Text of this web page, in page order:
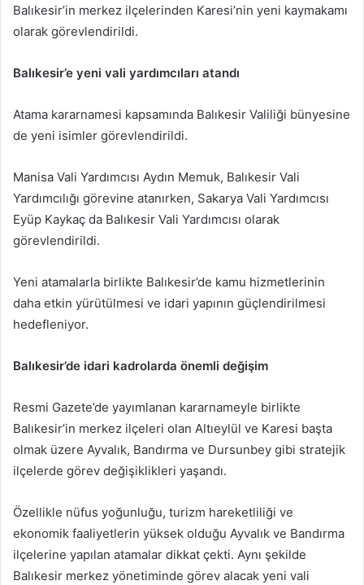
Balıkesir’in merkez ilçelerinden Karesi’nin yeni kaymakamı
olarak görevlendirildi.
Balıkesir’e yeni vali yardımcıları atandı
Atama kararnamesi kapsamında Balıkesir Valiliği bünyesine
de yeni isimler görevlendirildi.
Manisa Vali Yardımcısı Aydın Memuk, Balıkesir Vali
Yardımcılığı görevine atanırken, Sakarya Vali Yardımcısı
Eyüp Kaykaç da Balıkesir Vali Yardımcısı olarak
görevlendirildi.
Yeni atamalarla birlikte Balıkesir’de kamu hizmetlerinin
daha etkin yürütülmesi ve idari yapının güçlendirilmesi
hedefleniyor.
Balıkesir’de idari kadrolarda önemli değişim
Resmi Gazete’de yayımlanan kararnameyle birlikte
Balıkesir’in merkez ilçeleri olan Altıeylül ve Karesi başta
olmak üzere Ayvalık, Bandırma ve Dursunbey gibi stratejik
ilçelerde görev değişiklikleri yaşandı.
Özellikle nüfus yoğunluğu, turizm hareketliliği ve
ekonomik faaliyetlerin yüksek olduğu Ayvalık ve Bandırma
ilçelerine yapılan atamalar dikkat çekti. Aynı şekilde
Balıkesir merkez yönetiminde görev alacak yeni vali